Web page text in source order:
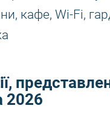
кафе, Wi-Fi,
2026